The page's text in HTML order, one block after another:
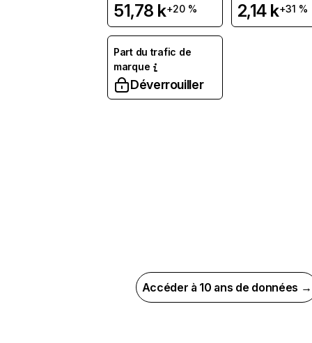
51,78 k+20 % 2,14 k+31 %
Part du trafic de
marque
Déverrouiller
Accéder à 10 ans de données →